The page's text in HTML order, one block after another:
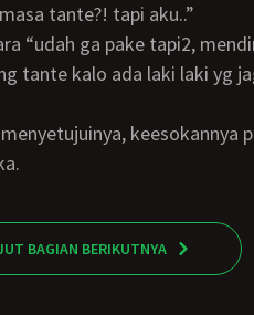
masa tante?! tapi aku..”
tante kalo ada laki laki yg
BAGIAN BERIKUTNYA